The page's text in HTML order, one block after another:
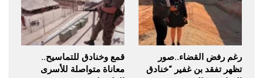
رغم رفض القضاء..صور
تظهر تفقد بن غفير “خنادق
قمع وخنادق للتماسيح..
معاناة متواصلة للأسرى